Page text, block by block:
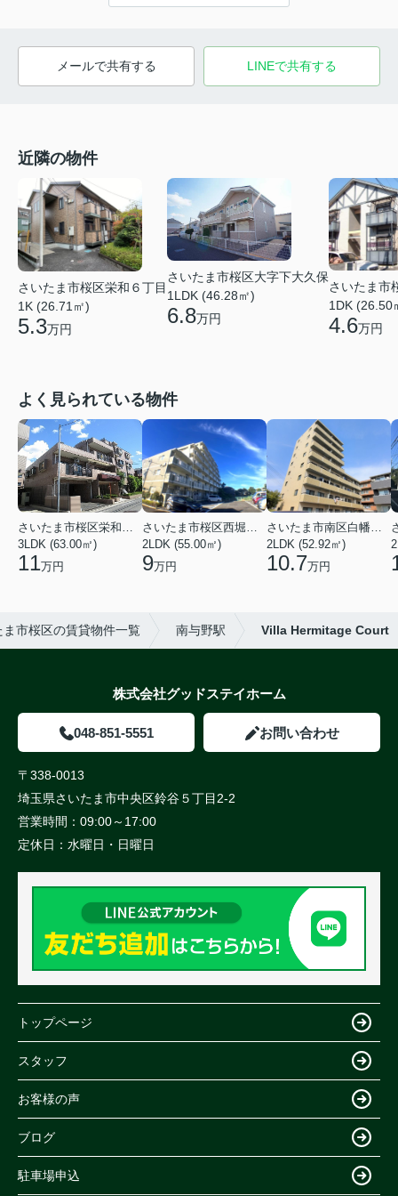
メールで共有する LINEで共有する
近隣の物件
さいたま市桜区栄和６丁目
1K (26.71㎡)
5.3万円
さいたま市桜区大字下大久保
1LDK (46.28㎡)
6.8万円
さいたま市
1DK (26.50
4.6万円
よく見られている物件
さいたま市桜区栄和２丁目
3LDK (63.00㎡)
11万円
さいたま市桜区西堀６丁目
2LDK (55.00㎡)
9万円
さいたま市南区白幡６丁目
2LDK (52.92㎡)
10.7万円
ま市桜区の賃貸物件一覧 南与野駅 Villa Hermitage Court
株式会社グッドステイホーム
048-851-5551 お問い合わせ
〒338-0013
埼玉県さいたま市中央区鈴谷５丁目2-2
営業時間： 09:00～17:00
定休日： 水曜日・日曜日
トップページ
スタッフ
お客様の声
ブログ
駐車場申込